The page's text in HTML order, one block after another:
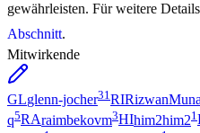
gewährleisten. Für weitere
Abschnitt.
Mitwirkende
GLglenn-jocher31RI
q5RAraimbekovm3HIhim2him21